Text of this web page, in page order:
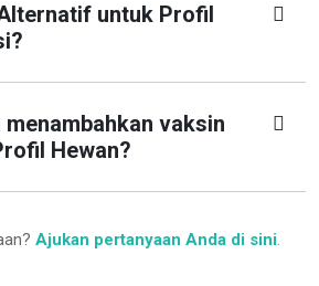
untuk Profil
vaksin
Hewan?
Ajukan pertanyaan Anda di sini.